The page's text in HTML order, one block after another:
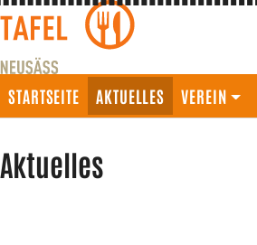
STARTSEITE AKTUELLES (CURRENT)
VEREIN
Aktuelles